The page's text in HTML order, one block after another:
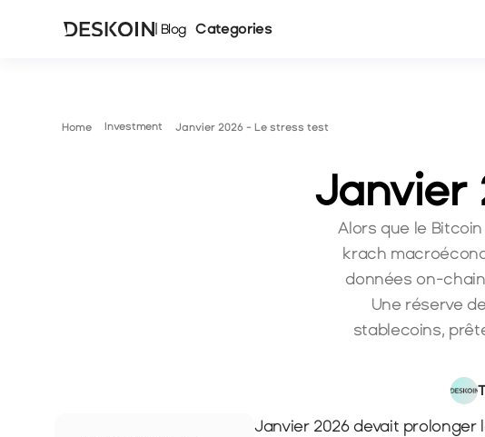
| Blog Categories
Home Investment Janvier 2026 - Le stress test
Janvier
Alors que le
krach
données on-
Une réserve
stablecoins,
Janvier 2026 devait prolonger